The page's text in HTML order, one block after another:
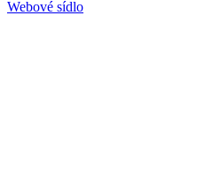
Webové sídlo